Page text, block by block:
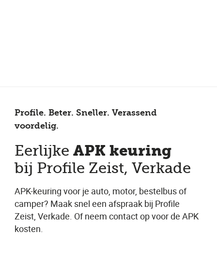
Profile. Beter. Sneller. Verassend
voordelig.
Eerlijke APK keuring
bij Profile Zeist, Verkade
APK-keuring voor je auto, motor, bestelbus of
camper? Maak snel een afspraak bij Profile
Zeist, Verkade. Of neem contact op voor de APK
kosten.